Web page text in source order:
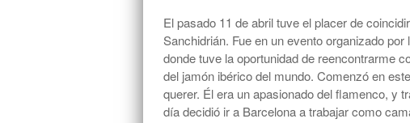
El pasado 11 de abril tuve el placer de
Sanchidrián. Fue en un evento organizado
donde tuve la oportunidad de reencontrarme
del jamón ibérico del mundo. Comenzó en
querer. Él era un apasionado del flamenco, y
día decidió ir a Barcelona a trabajar como